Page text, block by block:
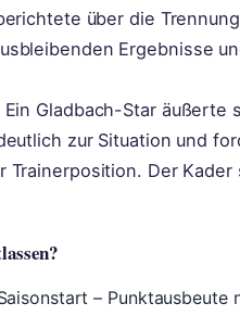
über die
Ergebnisse
Gladbach-Star äußerte
zur Situation und
Trainerposition. Der
– Punktausbeute